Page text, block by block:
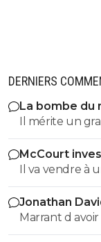
DERNIERS
La bombe du
Il mérite un
McCourt
Il va vendre à
Jonathan
Marrant d
trompe avec